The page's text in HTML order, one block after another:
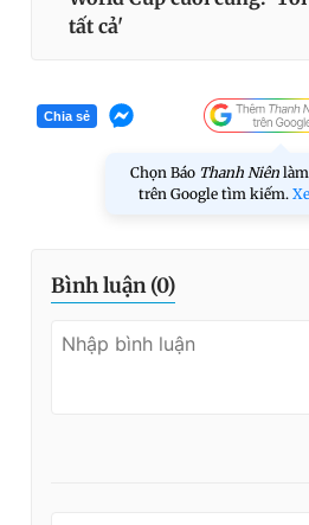
tất cả'
Chia sẻ
Chọn Báo Thanh Niên làm
trên Google tìm kiếm.
Bình luận (0)